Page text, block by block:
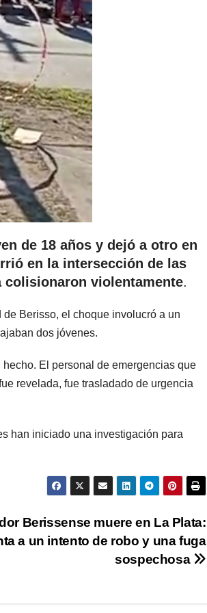
de 18 años y dejó a otro en
en la intersección de las
colisionaron violentamente.
Berisso, el choque involucró a un
dos jóvenes.
El personal de emergencias que
revelada, fue trasladado de urgencia
han iniciado una investigación para
Berissense muere en La Plata:
a un intento de robo y una fuga
sospechosa